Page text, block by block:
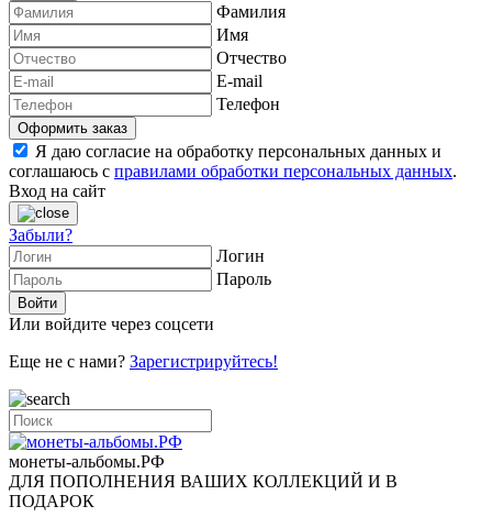
Фамилия
Имя
Отчество
E-mail
Телефон
Я даю согласие на обработку персональных данных и
соглашаюсь с правилами обработки персональных данных.
Вход на сайт
Забыли?
Логин
Пароль
Или войдите через соцсети
Еще не с нами? Зарегистрируйтесь!
монеты-альбомы.РФ
ДЛЯ ПОПОЛНЕНИЯ ВАШИХ КОЛЛЕКЦИЙ И В
ПОДАРОК